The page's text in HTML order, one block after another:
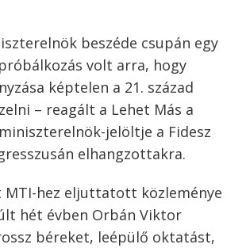
beszéde csupán egy
volt arra, hogy
képtelen a 21. század
– reagált a Lehet Más a
jelöltje a Fidesz
elhangzottakra.
MTI-hez eljuttatott közleménye
hét évben Orbán Viktor
béreket, leépülő oktatást,